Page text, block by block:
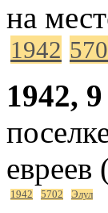
на
1942
1942,
евреев
1942 5702 Элул